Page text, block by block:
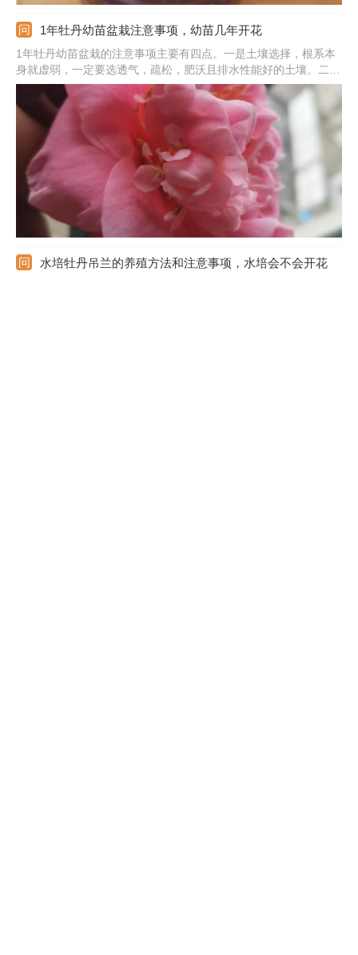
1年牡丹幼苗盆栽注意事项，幼苗几年开花
1年牡丹幼苗盆栽的注意事项主要有四点。一是土壤选择，根系本
身就虚弱，一定要选透气，疏松，肥沃且排水性能好的土壤。二是
移栽时间，时间要选在秋季，气候更适宜，利于小苗恢复。三是要
带土入盆，带着土团一起种下能保护根系，减少损伤。四是要注意
栽后管理，不要着急浇水，缓两天再浇。
水培牡丹吊兰的养殖方法和注意事项，水培会不会开花